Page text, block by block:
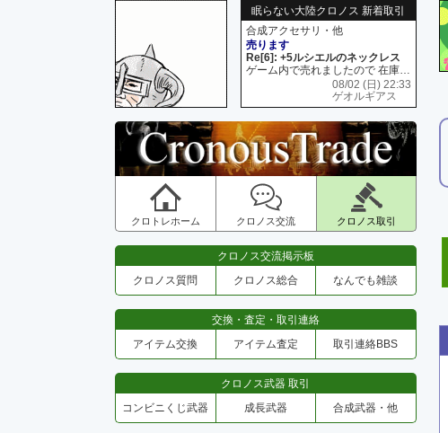
眠らない大陸クロノス 新着取引
合成アクセサリ・他
売ります
Re[6]: +5ルシエルのネックレス
ゲーム内で売れましたので 在庫がネク1 リング4 となります リングのお値段は80G といたします
08/02 (日) 22:33
ゲオルギアス
クロトレホーム クロノス交流 クロノス取引
クロノス交流掲示板
クロノス質問
クロノス総合 なんでも雑談
交換・査定・取引連絡
アイテム交換
アイテム査定 取引連絡BBS
クロノス武器 取引
コンビニくじ武器
成長武器 合成武器・他